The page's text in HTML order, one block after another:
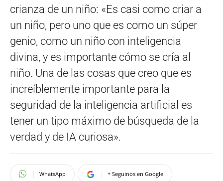
crianza de un niño: «Es casi como criar a
un niño, pero uno que es como un súper
genio, como un niño con inteligencia
divina, y es importante cómo se cría al
niño. Una de las cosas que creo que es
increíblemente importante para la
seguridad de la inteligencia artificial es
tener un tipo máximo de búsqueda de la
verdad y de IA curiosa».
WhatsApp + Seguinos en Google